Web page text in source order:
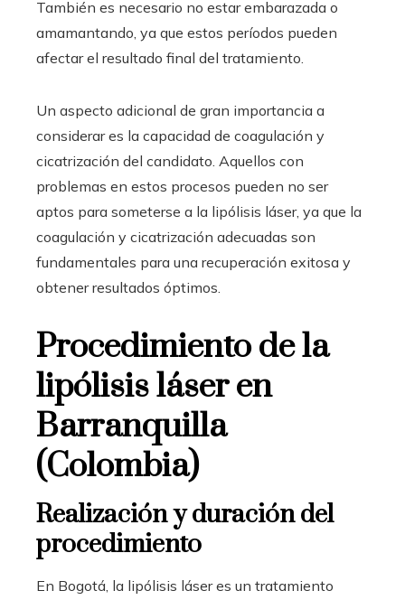
También es necesario no estar embarazada o
amamantando, ya que estos períodos pueden
afectar el resultado final del tratamiento.
Un aspecto adicional de gran importancia a
considerar es la capacidad de coagulación y
cicatrización del candidato. Aquellos con
problemas en estos procesos pueden no ser
aptos para someterse a la lipólisis láser, ya que la
coagulación y cicatrización adecuadas son
fundamentales para una recuperación exitosa y
obtener resultados óptimos.
Procedimiento de la
lipólisis láser en
Barranquilla
(Colombia)
Realización y duración del
procedimiento
En Bogotá, la lipólisis láser es un tratamiento